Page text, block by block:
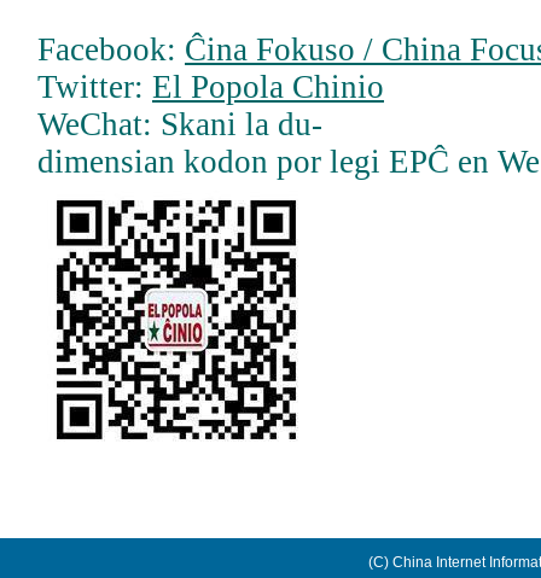
Facebook: Ĉina Fokuso / China
Twitter: El Popola Chinio
WeChat: Skani la du-
dimensian kodon por legi EPĈ en
(C) China Internet